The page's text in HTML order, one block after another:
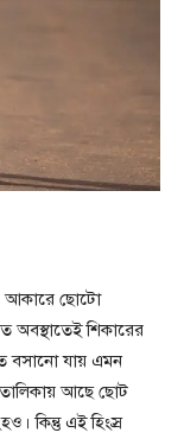
আকারে ছোটো
অবস্থাতেই শিকারের
বসানো যায় এমন
আছে ছোট
কিন্তু এই হিংস্র